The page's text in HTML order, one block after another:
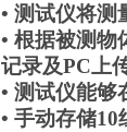
• 测试仪将
• 根据被测物
记录及PC上
• 测试仪能
• 手动存储